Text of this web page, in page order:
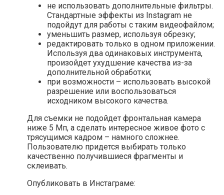
не использовать дополнительные фильтры.
Стандартные эффекты из Instagram не
подойдут для работы с таким видеофайлом;
уменьшить размер, используя обрезку;
редактировать только в одном приложении.
Используя два одинаковых инструмента,
произойдет ухудшение качества из-за
дополнительной обработки;
при возможности – использовать высокой
разрешение или воспользоваться
исходником высокого качества.
Для съемки не подойдет фронтальная камера
ниже 5 Мп, а сделать интересное живое фото с
трясущимся кадром – намного сложнее.
Пользователю придется выбирать только
качественно получившиеся фрагменты и
склеивать.
Опубликовать в Инстаграме: